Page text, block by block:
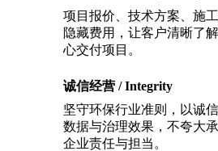
项目报价、技术方案、施
隐藏费用，让客户清晰了
心交付项目。
诚信经营 / Integrity
坚守环保行业准则，以诚
数据与治理效果，不夸大
企业责任与担当。